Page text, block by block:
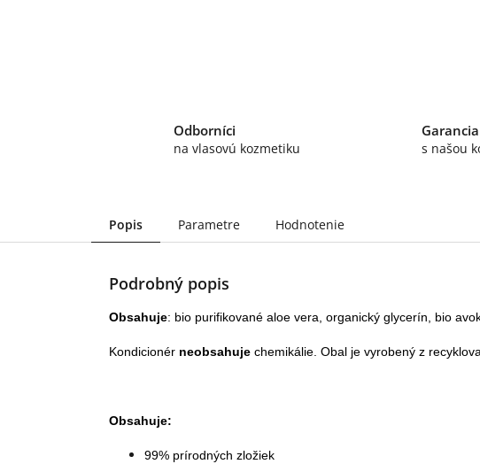
Odborníci
na vlasovú kozmetiku s našou
Popis Parametre Hodnotenie
Podrobný popis
Obsahuje: bio purifikované aloe vera, organický glycerín, bio
Kondicionér neobsahuje chemikálie. Obal je vyrobený z
Obsahuje:
99% prírodných zložiek